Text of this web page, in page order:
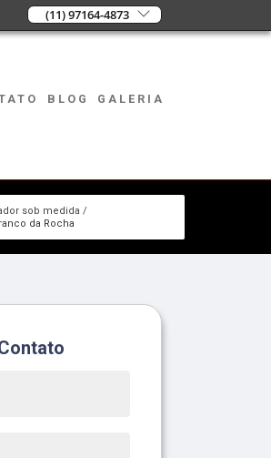
(11) 97164-4873
BLOG GALERIA
sob medida
da Rocha